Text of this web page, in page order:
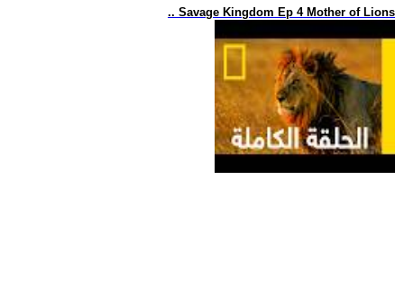
.. Savage Kingdom Ep 4 Mother of Lions